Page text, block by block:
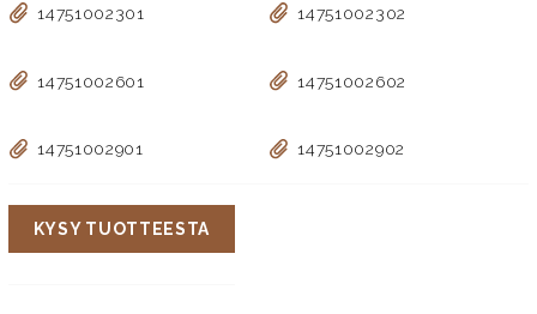
14751002301 14751002302
14751002601 14751002602
14751002901 14751002902
KYSY TUOTTEESTA